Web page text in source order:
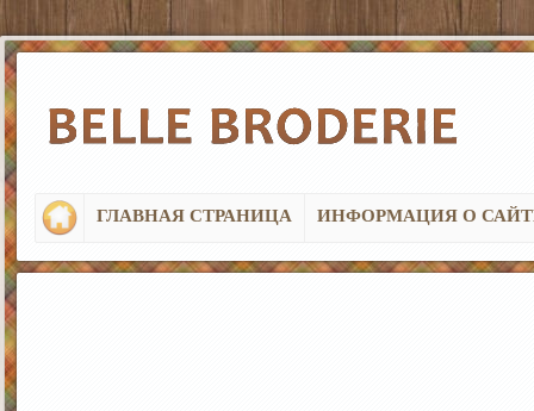
ГЛАВНАЯ СТРАНИЦА ИНФОРМАЦИЯ О